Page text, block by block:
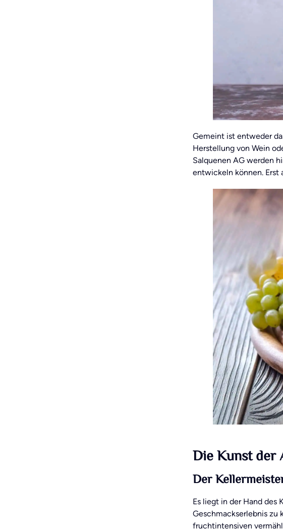
Gemeint ist entweder
Herstellung von Wein
Salquenen AG werden
entwickeln können. Erst
Die Kunst der
Der
Es liegt in der Hand des
Geschmackserlebnis
fruchtintensiven